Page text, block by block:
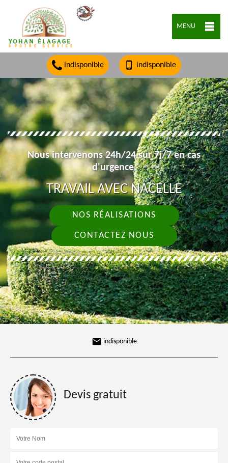
MENU
indisponible indisponible
Nous intervenons 24h/24 sur 7j/7 en cas
d'urgence.
TRAVAIL AVEC NACELLE
NOS RÉALISATIONS
CONTACTEZ NOUS
indisponible
Devis gratuit